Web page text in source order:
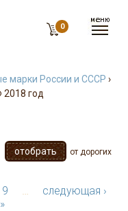
0
марки России и СССР ›
2018 год
от дорогих
9 …
следующая ›